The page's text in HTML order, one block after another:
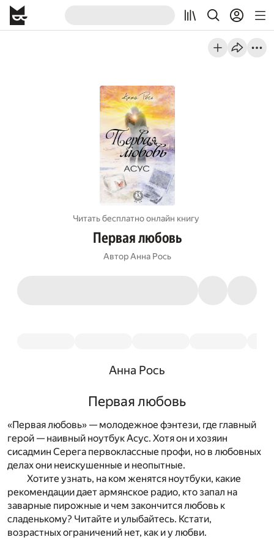
Читать бесплатно онлайн книгу
Первая любовь
Автор Анна Рось
Анна Рось
Первая любовь
«Первая любовь» — молодежное фэнтези, где главный
герой — наивный ноутбук Асус. Хотя он и хозяин
сисадмин Серега первоклассные профи, но в любовных
делах они неискушенные и неопытные.
Хотите узнать, на ком женятся ноутбуки, какие
рекомендации дает армянское радио, кто запал на
заварные пирожные и чем закончится любовь к
сладенькому? Читайте и улыбайтесь. Кстати,
возрастных ограничений нет, как и у любви.